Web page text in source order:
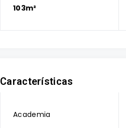
103m²
Características
Academia